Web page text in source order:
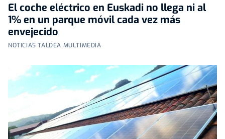
El coche eléctrico en Euskadi no llega ni al
1% en un parque móvil cada vez más
envejecido
NOTICIAS TALDEA MULTIMEDIA